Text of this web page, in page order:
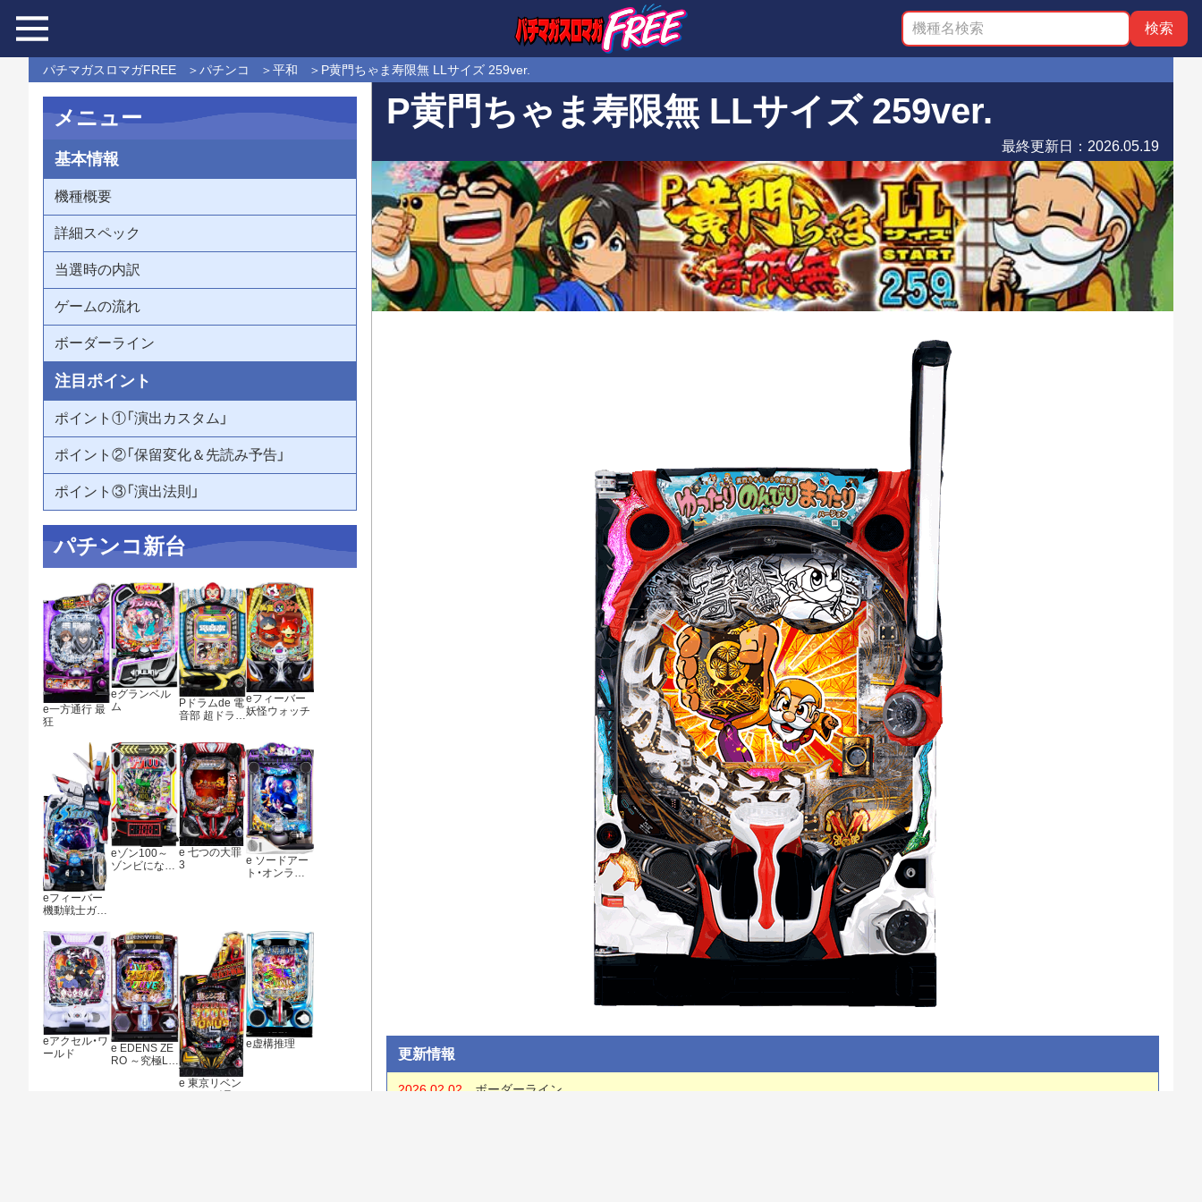
パチマガスロマガFREE パチンコ 平和 P黄門ちゃま寿限無 LLサイズ 259ver.
P黄門ちゃま寿限無 LLサイズ 259ver.
最終更新日： 2026.05.19
更新情報
2026.02.02 ボーダーライン
メニュー
基本情報
機種概要
詳細スペック
当選時の内訳
ゲームの流れ
ボーダーライン
注目ポイント
ポイント①「演出カスタム」
ポイント②「保留変化＆先読み予告」
ポイント③「演出法則」
パチンコ新台
e一方通行 最
狂
eグランベル
ム
Pドラムde 電
音部 超ドラ熱
eフィーバー
妖怪ウォッチ
eフィーバー
機動戦士ガン
ライマックス
eゾン100～
ゾンビになる
e 七つの大罪
3
e ソードアー
ト・オンライ
eアクセル・ワ
ールド
e EDENS ZE
RO ～究極LT
e 東京リベン
e虚構推理